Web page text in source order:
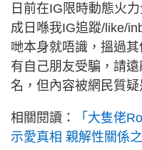
日前在IG限時動態火
成日喺我IG追蹤/like/
哋本身就唔識，搵過
有自己朋友受騙，請
名，但內容被網民質疑
相關閱讀：
「大隻佬
示愛真相 親解性關係